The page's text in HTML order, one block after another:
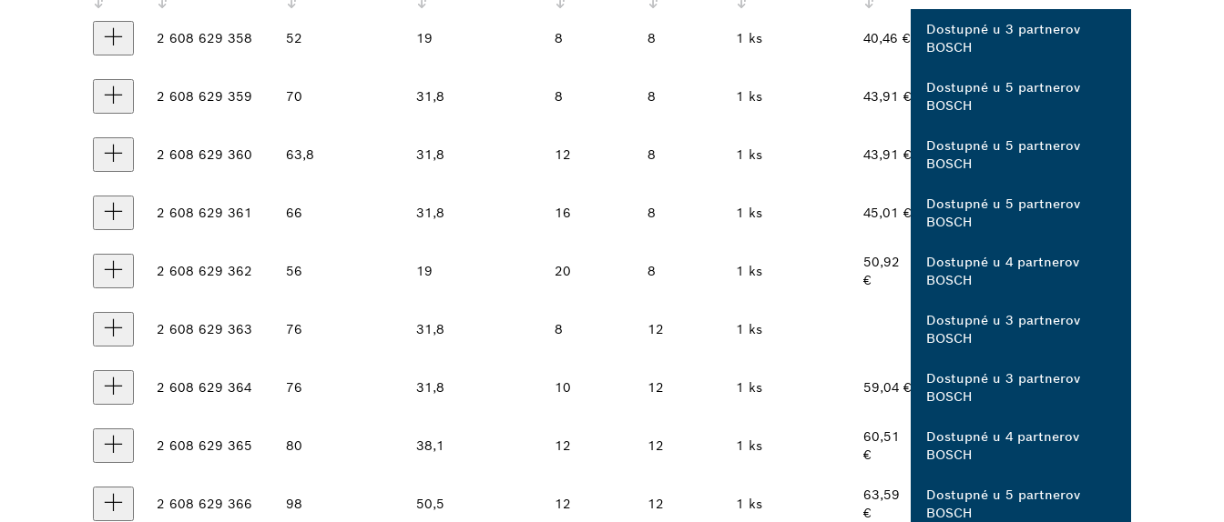
2 608 629 358 52 19 8 8 1 ks 40,46 €
Dostupné u 3 partnerov
BOSCH
2 608 629 359 70 31,8 8 8 1 ks 43,91 €
Dostupné u 5 partnerov
BOSCH
2 608 629 360 63,8 31,8 12 8 1 ks 43,91 €
Dostupné u 5 partnerov
BOSCH
2 608 629 361 66 31,8 16 8 1 ks 45,01 €
Dostupné u 5 partnerov
BOSCH
2 608 629 362 56 19 20 8 1 ks
50,92
€
Dostupné u 4 partnerov
BOSCH
2 608 629 363 76 31,8 8 12 1 ks
Dostupné u 3 partnerov
BOSCH
2 608 629 364 76 31,8 10 12 1 ks 59,04 €
Dostupné u 3 partnerov
BOSCH
2 608 629 365 80 38,1 12 12 1 ks
60,51
€
Dostupné u 4 partnerov
BOSCH
2 608 629 366 98 50,5 12 12 1 ks
63,59
€
Dostupné u 5 partnerov
BOSCH